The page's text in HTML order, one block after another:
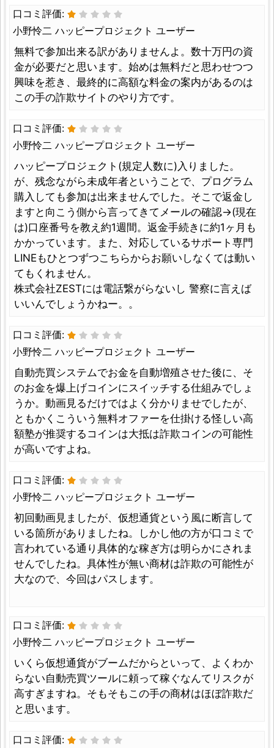
口コミ評価:
小野怜二 ハッピープロジェクト ユーザー
無料で参加出来る訳がありませんよ。数十万円の資
金が必要だと思います。始めは無料だと思わせつつ
興味を惹き、最終的に高額な料金の案内があるのは
この手の詐欺サイトのやり方です。
口コミ評価:
小野怜二 ハッピープロジェクト ユーザー
ハッピープロジェクト(規定人数に)入りました。
が、残念ながら未成年者ということで、プログラム
購入しても参加は出来ませんでした。そこで返金し
ますと向こう側から言ってきてメールの確認→(現在
は)口座番号を教え約1週間。返金手続きに約1ヶ月も
かかっています。また、対応しているサポート専門
LINEもひとつずつこちらからお願いしなくては動い
てもくれません。
株式会社ZESTには電話繋がらないし 警察に言えば
いいんでしょうかねー。。
口コミ評価:
小野怜二 ハッピープロジェクト ユーザー
自動売買システムでお金を自動増殖させた後に、そ
のお金を爆上げコインにスイッチする仕組みでしょ
うか。動画見るだけではよく分かりませでしたが、
ともかくこういう無料オファーを仕掛ける怪しい高
額塾が推奨するコインは大抵は詐欺コインの可能性
が高いですよね。
口コミ評価:
小野怜二 ハッピープロジェクト ユーザー
初回動画見ましたが、仮想通貨という風に断言して
いる箇所がありましたね。しかし他の方が口コミで
言われている通り具体的な稼ぎ方は明らかにされま
せんでしたね。具体性が無い商材は詐欺の可能性が
大なので、今回はパスします。
口コミ評価:
小野怜二 ハッピープロジェクト ユーザー
いくら仮想通貨がブームだからといって、よくわか
らない自動売買ツールに頼って稼ぐなんてリスクが
高すぎますね。そもそもこの手の商材はほぼ詐欺だ
と思います。
口コミ評価: